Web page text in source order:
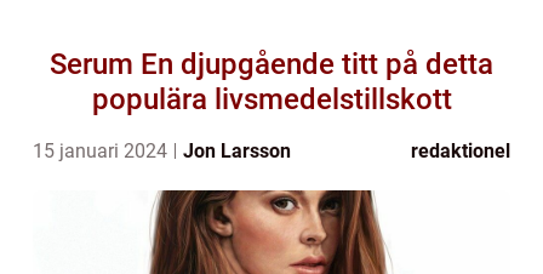
Serum En djupgående titt på detta
populära livsmedelstillskott
15 januari 2024 Jon Larsson redaktionel